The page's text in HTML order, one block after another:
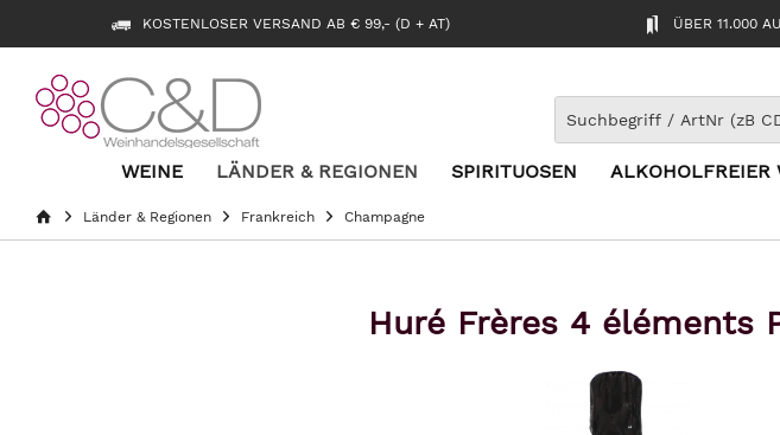
KOSTENLOSER VERSAND AB € 99,- (D + AT) ÜBER 11.000
WEINE LÄNDER & REGIONEN SPIRITUOSEN ALKOHOLFREIER
Länder & Regionen Frankreich Champagne
Huré Frères 4 éléments